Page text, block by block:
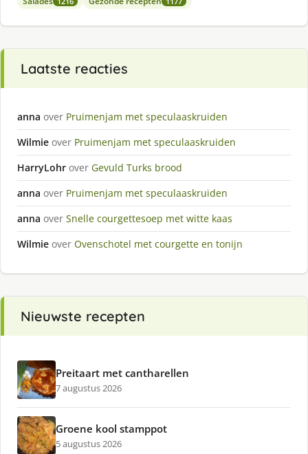
Laatste reacties
anna over Pruimenjam met speculaaskruiden
Wilmie over Pruimenjam met speculaaskruiden
HarryLohr over Gevuld Turks brood
anna over Pruimenjam met speculaaskruiden
anna over Snelle courgettesoep met witte kaas
Wilmie over Ovenschotel met courgette en tonijn
Nieuwste recepten
Preitaart met cantharellen
7 augustus 2026
Groene kool stamppot
5 augustus 2026